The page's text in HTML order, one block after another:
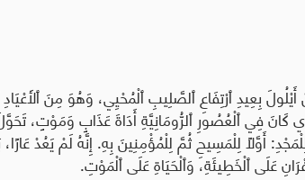
بِعِيدِ ٱرْتِفَاعِ ٱلصَّلِيبِ ٱلْمُحْيِي، وَهُوَ مِنَ ٱلأَعْيَادِ
كَانَ فِي ٱلْعُصُورِ ٱلرُّومَانِيَّةِ أَدَاةَ عَذَابٍ وَمَوْتٍ،
أَوَّلًا لِلْمَسِيحِ ثُمَّ لِلْمُؤْمِنِينَ بِهِ. إِنَّهُ لَمْ يَعُدْ
عَلَى ٱلْخَطِيئَةِ، وَٱلْحَيَاةِ عَلَى ٱلْمَوْتِ.